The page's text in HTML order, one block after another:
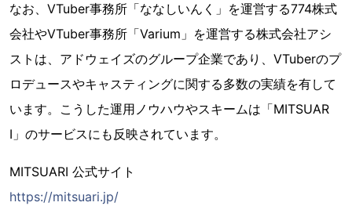
なお、VTuber事務所「ななしいんく」を運営する774株式
会社やVTuber事務所「Varium」を運営する株式会社アシ
ストは、アドウェイズのグループ企業であり、VTuberのプ
ロデュースやキャスティングに関する多数の実績を有して
います。こうした運用ノウハウやスキームは「MITSUAR
I」のサービスにも反映されています。
MITSUARI 公式サイト
https://mitsuari.jp/